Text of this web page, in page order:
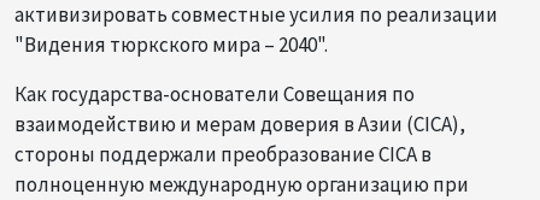
активизировать совместные усилия по реализации
"Видения тюркского мира – 2040".
Как государства-основатели Совещания по
взаимодействию и мерам доверия в Азии (CICA),
стороны поддержали преобразование CICA в
полноценную международную организацию при